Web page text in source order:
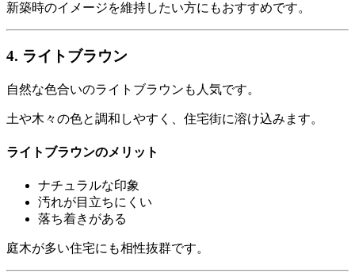
新築時のイメージを維持したい方にもおすすめです。
4. ライトブラウン
自然な色合いのライトブラウンも人気です。
土や木々の色と調和しやすく、住宅街に溶け込みます。
ライトブラウンのメリット
ナチュラルな印象
汚れが目立ちにくい
落ち着きがある
庭木が多い住宅にも相性抜群です。